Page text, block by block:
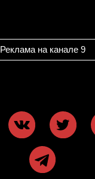
Реклама на канале 9